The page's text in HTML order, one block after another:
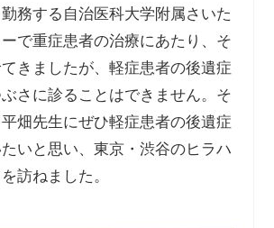
務する自治医科大学附属さいた
で重症患者の治療にあたり、そ
きましたが、軽症患者の後遺症
さに診ることはできません。そ
畑先生にぜひ軽症患者の後遺症
いと思い、東京・渋谷のヒラハ
訪ねました。